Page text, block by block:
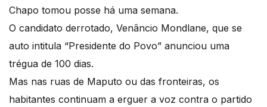
Chapo tomou posse há uma semana.
O candidato derrotado, Venâncio Mondlane, que se
auto intitula “Presidente do Povo” anunciou uma
trégua de 100 dias.
Mas nas ruas de Maputo ou das fronteiras, os
habitantes continuam a erguer a voz contra o partido